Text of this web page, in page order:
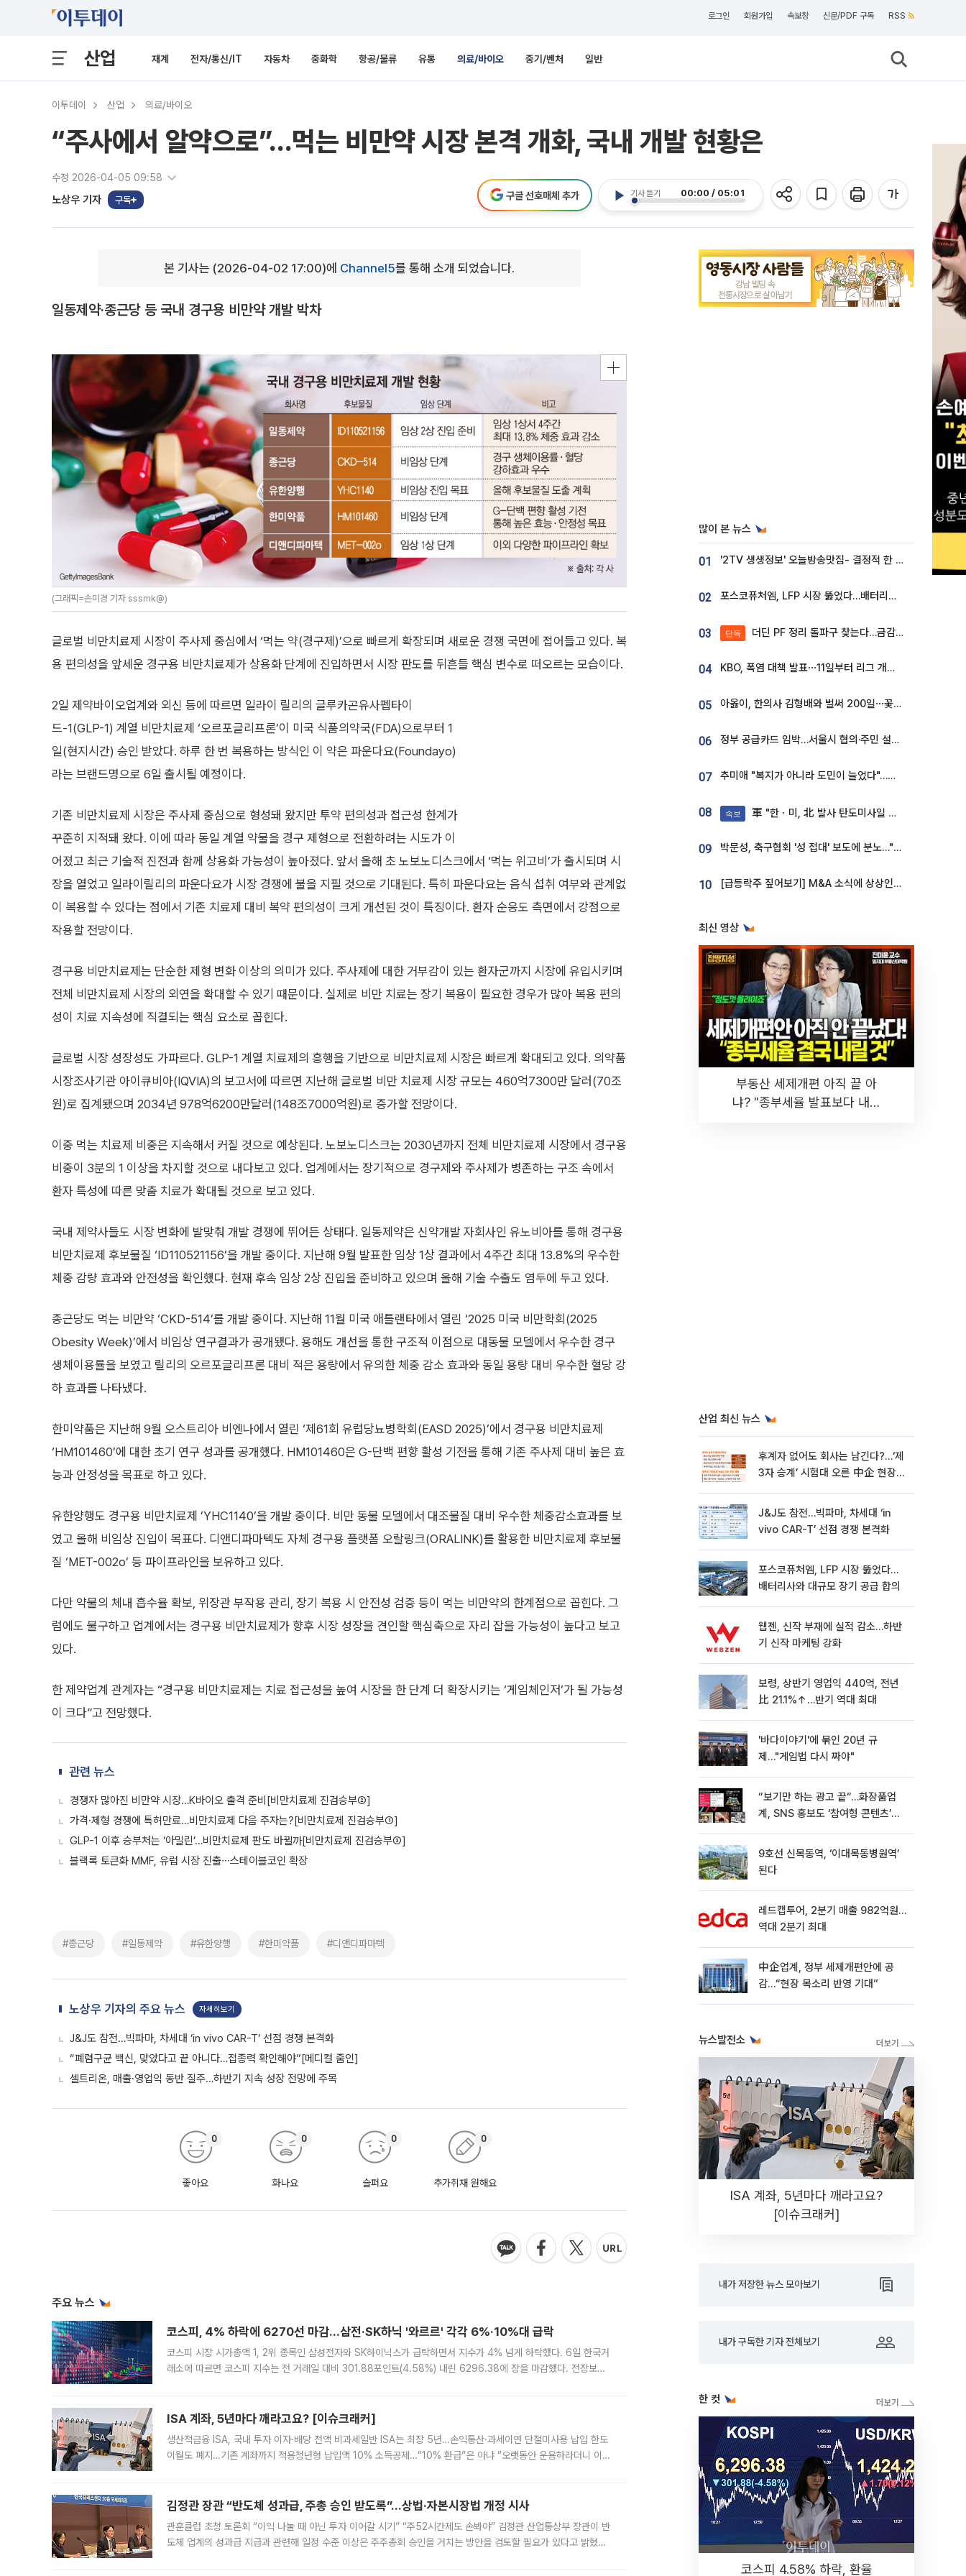
로그인 회원가입 속보창 신문/PDF 구독 RSS
산업 재계 전자/통신/IT 자동차 중화학 항공/물류 유통 의료/바이오 중기/벤처 일반
이투데이 산업 의료/바이오
“주사에서 알약으로”…먹는 비만약 시장 본격 개화, 국내 개발 현황은
수정 2026-04-05 09:58
노상우 기자 구독
기사 듣기 00:00 / 05:01
구글 선호매체 추가
본 기사는 (2026-04-02 17:00)에 Channel5를 통해 소개 되었습니다.
일동제약·종근당 등 국내 경구용 비만약 개발 박차
(그래픽=손미경 기자 sssmk@)
글로벌 비만치료제 시장이 주사제 중심에서 ‘먹는 약(경구제)’으로 빠르게 확장되며 새로운 경쟁 국면에 접어들고 있다. 복
용 편의성을 앞세운 경구용 비만치료제가 상용화 단계에 진입하면서 시장 판도를 뒤흔들 핵심 변수로 떠오르는 모습이다.
2일 제약바이오업계와 외신 등에 따르면 일라이 릴리의 글루카곤유사펩타이
드-1(GLP-1) 계열 비만치료제 ‘오르포글리프론’이 미국 식품의약국(FDA)으로부터 1
일(현지시간) 승인 받았다. 하루 한 번 복용하는 방식인 이 약은 파운다요(Foundayo)
라는 브랜드명으로 6일 출시될 예정이다.
기존 비만치료제 시장은 주사제 중심으로 형성돼 왔지만 투약 편의성과 접근성 한계가
꾸준히 지적돼 왔다. 이에 따라 동일 계열 약물을 경구 제형으로 전환하려는 시도가 이
어졌고 최근 기술적 진전과 함께 상용화 가능성이 높아졌다. 앞서 올해 초 노보노디스크에서 ‘먹는 위고비’가 출시되며 시
장을 열었고 일라이릴리의 파운다요가 시장 경쟁에 불을 지필 것으로 기대된다. 특히 파운다요는 음식 섭취 여부와 관계없
이 복용할 수 있다는 점에서 기존 치료제 대비 복약 편의성이 크게 개선된 것이 특징이다. 환자 순응도 측면에서 강점으로
작용할 전망이다.
경구용 비만치료제는 단순한 제형 변화 이상의 의미가 있다. 주사제에 대한 거부감이 있는 환자군까지 시장에 유입시키며
전체 비만치료제 시장의 외연을 확대할 수 있기 때문이다. 실제로 비만 치료는 장기 복용이 필요한 경우가 많아 복용 편의
성이 치료 지속성에 직결되는 핵심 요소로 꼽힌다.
글로벌 시장 성장성도 가파르다. GLP-1 계열 치료제의 흥행을 기반으로 비만치료제 시장은 빠르게 확대되고 있다. 의약품
시장조사기관 아이큐비아(IQVIA)의 보고서에 따르면 지난해 글로벌 비만 치료제 시장 규모는 460억7300만 달러(70조
원)로 집계됐으며 2034년 978억6200만달러(148조7000억원)로 증가할 전망이다.
이중 먹는 치료제 비중은 지속해서 커질 것으로 예상된다. 노보노디스크는 2030년까지 전체 비만치료제 시장에서 경구용
비중이 3분의 1 이상을 차지할 것으로 내다보고 있다. 업계에서는 장기적으로 경구제와 주사제가 병존하는 구조 속에서
환자 특성에 따른 맞춤 치료가 확대될 것으로 보고 있다.
국내 제약사들도 시장 변화에 발맞춰 개발 경쟁에 뛰어든 상태다. 일동제약은 신약개발 자회사인 유노비아를 통해 경구용
비만치료제 후보물질 ‘ID110521156’을 개발 중이다. 지난해 9월 발표한 임상 1상 결과에서 4주간 최대 13.8%의 우수한
체중 감량 효과와 안전성을 확인했다. 현재 후속 임상 2상 진입을 준비하고 있으며 올해 기술 수출도 염두에 두고 있다.
종근당도 먹는 비만약 ‘CKD-514’를 개발 중이다. 지난해 11월 미국 애틀랜타에서 열린 ‘2025 미국 비만학회(2025
Obesity Week)’에서 비임상 연구결과가 공개됐다. 용해도 개선을 통한 구조적 이점으로 대동물 모델에서 우수한 경구
생체이용률을 보였고 릴리의 오르포글리프론 대비 적은 용량에서 유의한 체중 감소 효과와 동일 용량 대비 우수한 혈당 강
하 효과를 나타냈다.
한미약품은 지난해 9월 오스트리아 비엔나에서 열린 ‘제61회 유럽당뇨병학회(EASD 2025)’에서 경구용 비만치료제
‘HM101460’에 대한 초기 연구 성과를 공개했다. HM101460은 G-단백 편향 활성 기전을 통해 기존 주사제 대비 높은 효
능과 안정성을 목표로 하고 있다.
유한양행도 경구용 비만치료제 ’YHC1140’을 개발 중이다. 비만 동물 모델에서 대조물질 대비 우수한 체중감소효과를 보
였고 올해 비임상 진입이 목표다. 디앤디파마텍도 자체 경구용 플랫폼 오랄링크(ORALINK)를 활용한 비만치료제 후보물
질 ‘MET-002o’ 등 파이프라인을 보유하고 있다.
다만 약물의 체내 흡수율 확보, 위장관 부작용 관리, 장기 복용 시 안전성 검증 등이 먹는 비만약의 한계점으로 꼽힌다. 그
럼에도 불구하고 업계에서는 경구용 비만치료제가 향후 시장 성장을 견인할 핵심축으로 자리 잡을 가능성이 높다고 보고
있다.
한 제약업계 관계자는 “경구용 비만치료제는 치료 접근성을 높여 시장을 한 단계 더 확장시키는 ‘게임체인저’가 될 가능성
이 크다”고 전망했다.
관련 뉴스
경쟁자 많아진 비만약 시장…K바이오 출격 준비[비만치료제 진검승부②]
가격·제형 경쟁에 특허만료…비만치료제 다음 주자는?[비만치료제 진검승부①]
GLP-1 이후 승부처는 ‘아밀린’…비만치료제 판도 바뀔까[비만치료제 진검승부③]
블랙록 토큰화 MMF, 유럽 시장 진출∙∙∙스테이블코인 확장
#종근당 #일동제약 #유한양행 #한미약품 #디앤디파마텍
노상우 기자의 주요 뉴스 자세히보기
J&J도 참전…빅파마, 차세대 ‘in vivo CAR-T’ 선점 경쟁 본격화
“폐렴구균 백신, 맞았다고 끝 아니다…접종력 확인해야”[메디컬 줌인]
셀트리온, 매출·영업익 동반 질주…하반기 지속 성장 전망에 주목
좋아요
0
화나요
0
슬퍼요
0
추가취재 원해요
0
주요 뉴스
코스피, 4% 하락에 6270선 마감…삼전·SK하닉 '와르르' 각각 6%·10%대 급락
코스피 시장 시가총액 1, 2위 종목인 삼성전자와 SK하이닉스가 급락하면서 지수가 4% 넘게 하락했다. 6일 한국거
래소에 따르면 코스피 지수는 전 거래일 대비 301.88포인트(4.58%) 내린 6296.38에 장을 마감했다. 전장보다
ISA 계좌, 5년마다 깨라고요? [이슈크래커]
생산적금융 ISA, 국내 투자 이자·배당 전액 비과세일반 ISA는 최장 5년…손익통산·과세이연 단절미사용 납입 한도
이월도 폐지…기존 계좌까지 적용청년형 납입액 10% 소득공제…“10% 환급”은 아냐 “오랫동안 운용하라더니 이제
김정관 장관 “반도체 성과급, 주총 승인 받도록”…상법·자본시장법 개정 시사
관훈클럽 초청 토론회 “이익 나눌 때 아닌 투자 이어갈 시기” “주52시간제도 손봐야” 김정관 산업통상부 장관이 반
도체 업계의 성과급 지급과 관련해 일정 수준 이상은 주주총회 승인을 거치는 방안을 검토할 필요가 있다고 밝혔다.
많이 본 뉴스
01 '2TV 생생정보' 오늘방송맛집- 결정적 한 수, 3종 메밀면! 메밀 소바 맛집 '의○○○○'
02 포스코퓨처엠, LFP 시장 뚫었다…배터리사와 대규모 장기 공급 합의
03 단독 더딘 PF 정리 돌파구 찾는다…금감원, 1년 반 만에 매각설명회 재개
04 KBO, 폭염 대책 발표⋯11일부터 리그 개시ㆍ경기 오후 7시 시작
05 아옳이, 한의사 김형배와 벌써 200일⋯꽃다발 들고 "프러포즈 아냐"
06 정부 공급카드 임박…서울시 협의·주민 설득이 성패 가른다 [부동산 해법 전쟁]
07 추미애 "복지가 아니라 도민이 늘었다"…재정난 책임론 정면돌파
08 속보 軍 "한ㆍ미, 北 발사 탄도미사일 제원 정밀분석 중"
09 박문성, 축구협회 '성 접대' 보도에 분노…"다 말아먹으려고 작정했나"
10 [급등락주 짚어보기] M&A 소식에 상상인증권ㆍ유니켐 ‘상한가’⋯유증 제동 걸린 SK디앤디↑
최신 영상
부동산 세제개편 아직 끝 아
냐? "종부세율 발표보다 내릴
산업 최신 뉴스
후계자 없어도 회사는 남긴다?…‘제
3자 승계’ 시험대 오른 中企 현장
J&J도 참전…빅파마, 차세대 ‘in
vivo CAR-T’ 선점 경쟁 본격화
포스코퓨처엠, LFP 시장 뚫었다…
배터리사와 대규모 장기 공급 합의
웹젠, 신작 부재에 실적 감소…하반
기 신작 마케팅 강화
보령, 상반기 영업익 440억, 전년
比 21.1%↑…반기 역대 최대
'바다이야기'에 묶인 20년 규
제…"게임법 다시 짜야"
“보기만 하는 광고 끝“…화장품업
계, SNS 홍보도 ‘참여형 콘텐츠’로
9호선 신목동역, ‘이대목동병원역’
된다
레드캡투어, 2분기 매출 982억원…
역대 2분기 최대
中企업계, 정부 세제개편안에 공
감…“현장 목소리 반영 기대”
뉴스발전소
ISA 계좌, 5년마다 깨라고요?
[이슈크래커]
내가 저장한 뉴스 모아보기
내가 구독한 기자 전체보기
한 컷
코스피 4.58% 하락, 환율